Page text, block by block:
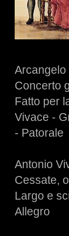
Concerto
Fatto per
Vivace -
- Patorale
Antonio
Cessate,
Largo e
Allegro